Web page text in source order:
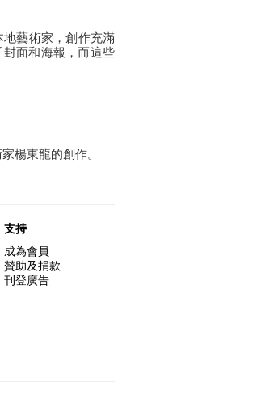
藝術家，創作充滿
面和海報，而這些
楊東龍的創作。
支持
成為會員
贊助及捐款
刊登廣告